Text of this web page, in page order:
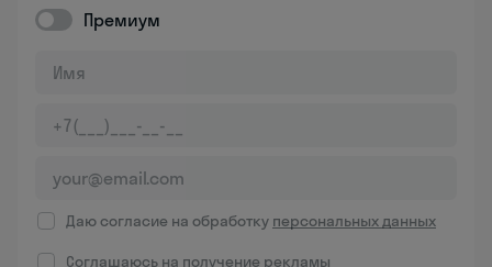
Премиум
Даю согласие на обработку персональных данных
Соглашаюсь на получение рекламы